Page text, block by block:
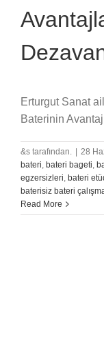
Erturgut Sanat
Baterinin
&s tarafından. 28
bateri, bateri bageti,
egzersizleri, bateri
baterisiz bateri
Read More